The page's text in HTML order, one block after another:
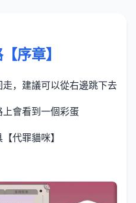
序章】
，建議可以從右邊跳下去
會看到一個彩蛋
代罪貓咪】